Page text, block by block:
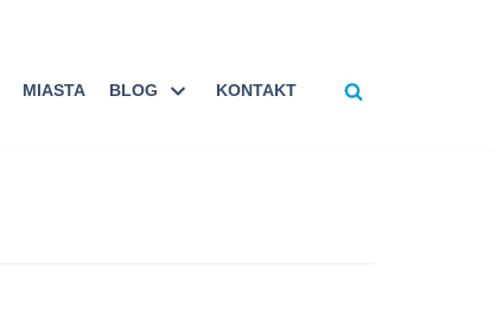
MIASTA BLOG KONTAKT